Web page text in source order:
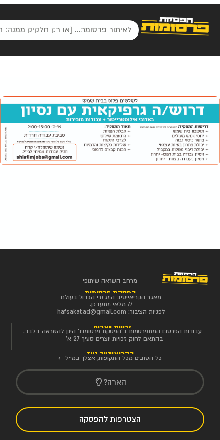
מרחב השראה שיתופי
הפסקת פרסומות
מאגר הקריאייטיב המגזרי הגדול בעולם
// מלאי מתעדכן.
לפניות הציבור: hafsakat.ad@gmail.com
זכויות יוצרים
עבודות הפרסום המתפרסמות ב'הפסקת פרסומות' הינן להשראה בלבד.
בהתאם לחוק זכויות יוצרים סעיף 27 א'
הקריאייטיב ניוז
כל הטובים מכל התקופות, אצלך במייל ←
הארה?
הצטרפות להפסקה